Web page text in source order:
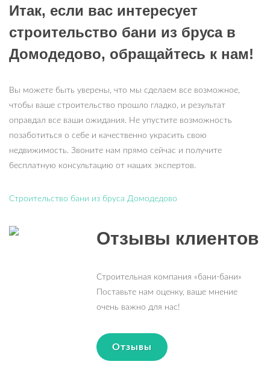
Итак, если вас интересует
строительство бани из бруса в
Домодедово, обращайтесь к нам!
Вы можете быть уверены, что мы сделаем все возможное,
чтобы ваше строительство прошло гладко, и результат
оправдал все ваши ожидания. Не упустите возможность
позаботиться о себе и качественно украсить свою
недвижимость. Звоните нам прямо сейчас и получите
бесплатную консультацию от наших экспертов.
Строительство бани из бруса Домодедово
Отзывы клиентов
Строительная компания «бани-бани»
Поставьте нам оценку, ваше мнение
очень важно для нас!
Отзывы